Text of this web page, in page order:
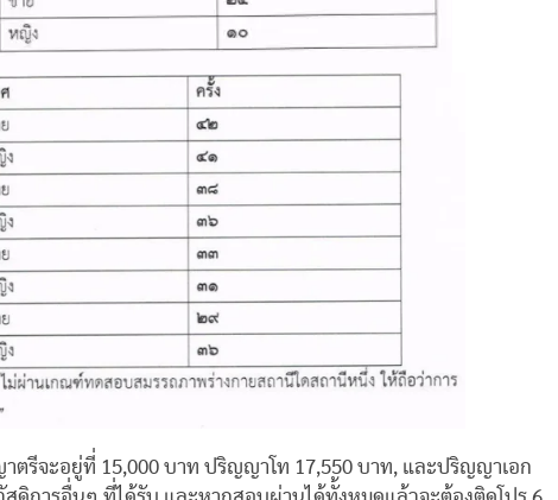
ตรีจะอยู่ที่ 15,000 บาท ปริญญาโท 17,550 บาท, และปริญญาเอก